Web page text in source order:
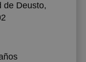
de Deusto,